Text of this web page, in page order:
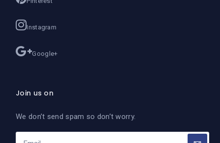
Instagram
Google+
Join us on
We don’t send spam so don’t worry.